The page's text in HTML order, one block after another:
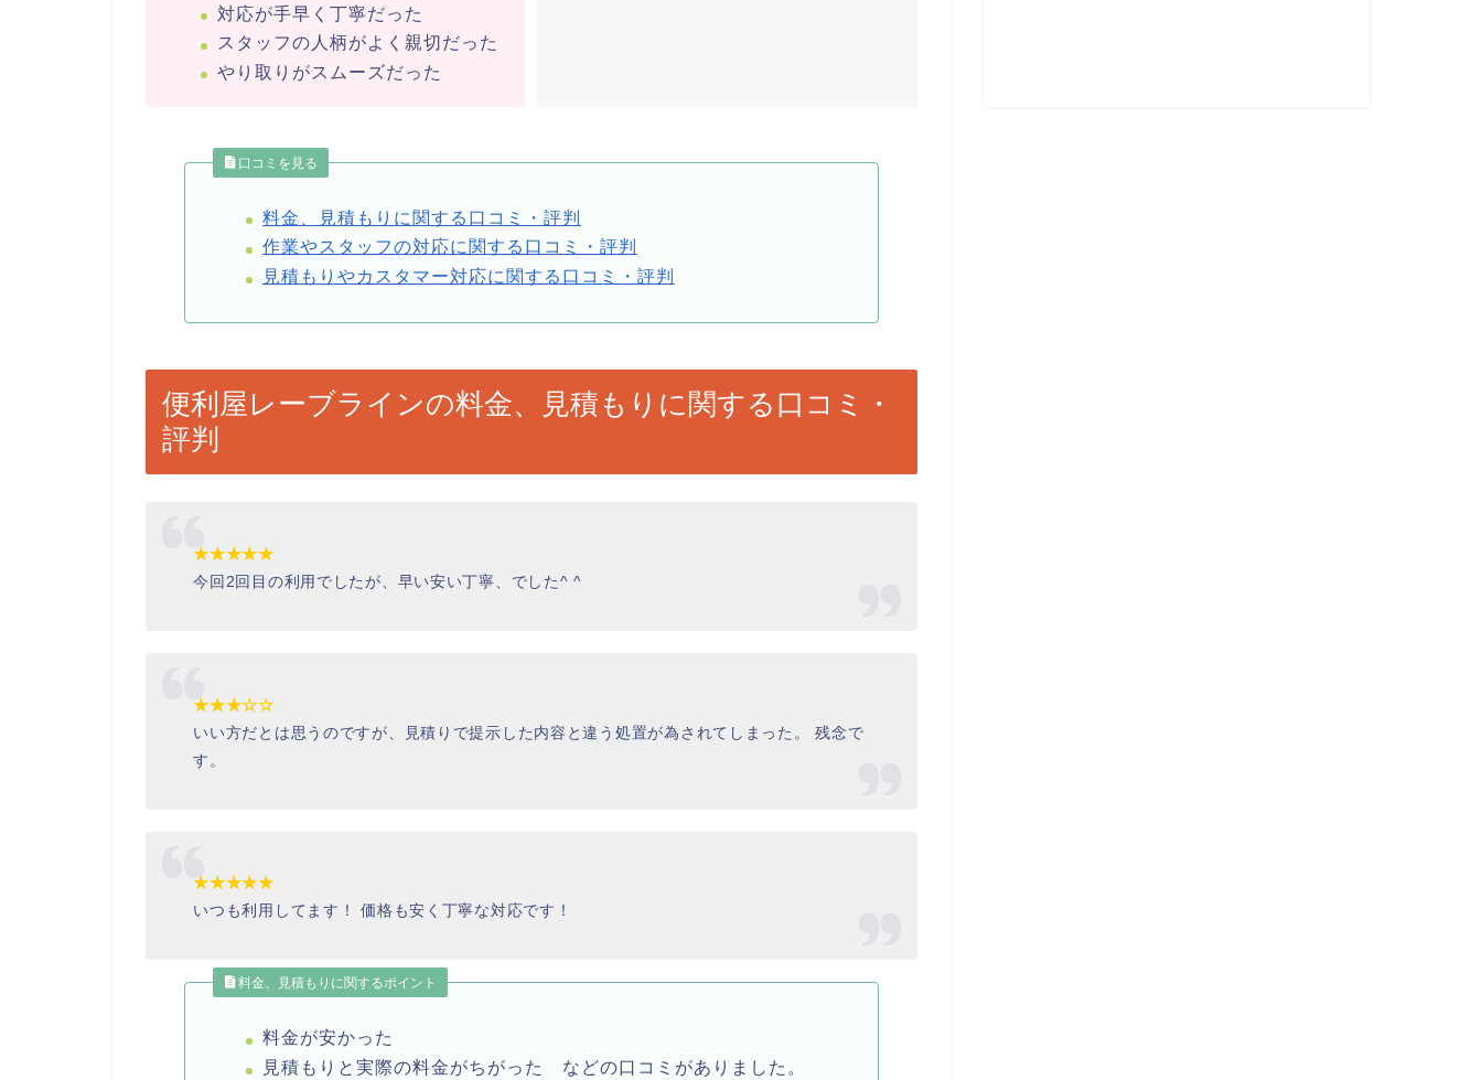
対応が手早く丁寧だった
スタッフの人柄がよく親切だった
やり取りがスムーズだった
口コミを見る
料金、見積もりに関する口コミ・評判
作業やスタッフの対応に関する口コミ・評判
見積もりやカスタマー対応に関する口コミ・評判
便利屋レーブラインの料金、見積もりに関する口コミ・
評判
★★★★★
今回2回目の利用でしたが、早い安い丁寧、でした^ ^
★★★☆☆
いい方だとは思うのですが、見積りで提示した内容と違う処置が為されてしまった。 残念で
す。
★★★★★
いつも利用してます！ 価格も安く丁寧な対応です！
料金、見積もりに関するポイント
料金が安かった
見積もりと実際の料金がちがった などの口コミがありました。